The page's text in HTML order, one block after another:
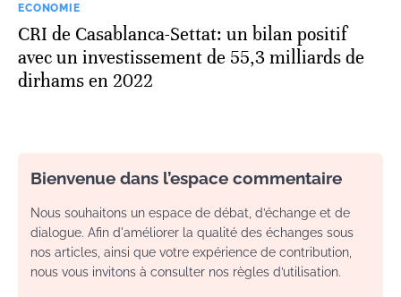
ECONOMIE
CRI de Casablanca-Settat: un bilan positif
avec un investissement de 55,3 milliards de
dirhams en 2022
Bienvenue dans l’espace commentaire
Nous souhaitons un espace de débat, d’échange et de
dialogue. Afin d'améliorer la qualité des échanges sous
nos articles, ainsi que votre expérience de contribution,
nous vous invitons à consulter nos règles d’utilisation.